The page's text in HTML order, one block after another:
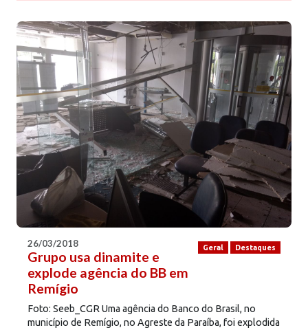
Geral Destaques
26/03/2018
Grupo usa dinamite e
explode agência do BB em
Remígio
Foto: Seeb_CGR Uma agência do Banco do Brasil, no
município de Remígio, no Agreste da Paraíba, foi explodida